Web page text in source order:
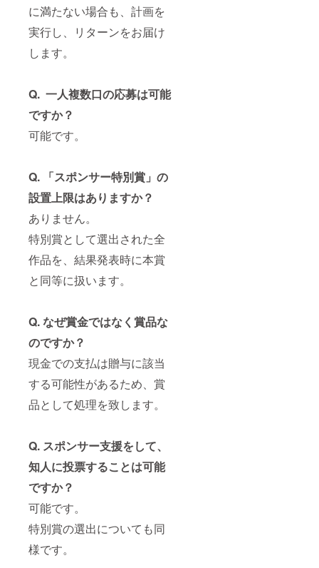
に満たない場合も、計画を
実行し、リターンをお届け
します。
Q. 一人複数口の応募は可能
ですか？
可能です。
Q. 「スポンサー特別賞」の
設置上限はありますか？
ありません。
特別賞として選出された全
作品を、結果発表時に本賞
と同等に扱います。
Q.なぜ賞金ではなく賞品な
のですか？
現金での支払は贈与に該当
する可能性があるため、賞
品として処理を致します。
Q. スポンサー支援をして、
知人に投票することは可能
ですか？
可能です。
特別賞の選出についても同
様です。